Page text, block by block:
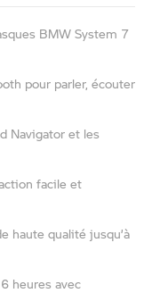
BMW System 7
pour parler, écouter
Navigator et les
facile et
haute qualité jusqu’à
heures avec